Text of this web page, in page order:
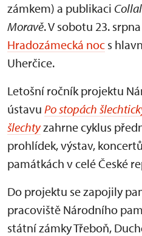
zámkem) a publikaci
Moravě. V sobotu 23.
Hradozámecká noc s
Uherčice.
Letošní ročník projektu
ústavu Po stopách
šlechtyzahrne cyklus
prohlídek, výstav,
památkách v celé České
Do projektu se zapojily
pracoviště Národního
státní zámky Třeboň,